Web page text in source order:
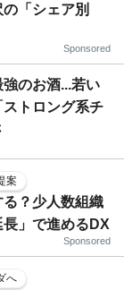
「シェア別
Sponsored
のお酒...若い
トロング系チ
案
？少人数組織
」で進めるDX
Sponsored
へ